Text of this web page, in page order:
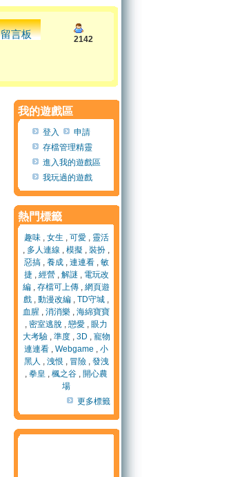
留言板 2142
我的遊戲區
登入
申請
存檔管理精靈
進入我的遊戲區
我玩過的遊戲
熱門標籤
趣味, 女生 , 可愛, 靈活
, 多人連線 , 模擬 , 裝扮 ,
惡搞, 養成, 連連看, 敏
捷, 經營, 解謎 , 電玩改
編 , 存檔可上傳 , 網頁遊
戲 , 動漫改編 , TD守城 ,
血腥 , 消消樂 , 海綿寶寶
, 密室逃脫 , 戀愛 , 眼力
大考驗, 準度, 3D , 寵物
連連看 , Webgame , 小
黑人 , 洩恨 , 冒險, 發洩
, 拳皇 , 楓之谷 , 開心農
場
更多標籤